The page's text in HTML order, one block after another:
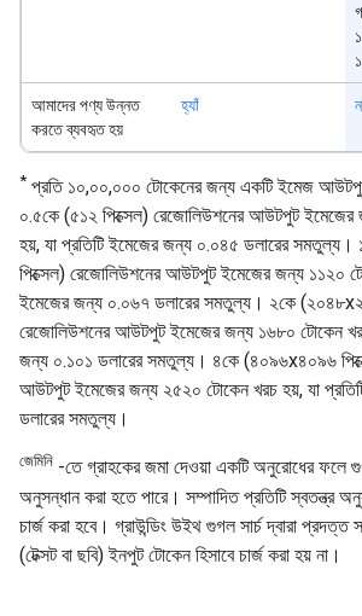
আমাদের পণ্য উন্নত
করতে ব্যবহৃত হয়
হ্যাঁ
* প্রতি ১০,০০,০০০ টোকেনের জন্য একটি ইমেজ
০.৫কে (৫১২ পিক্সেল) রেজোলিউশনের আউটপুট
হয়, যা প্রতিটি ইমেজের জন্য ০.০৪৫ ডলারের
পিক্সেল) রেজোলিউশনের আউটপুট ইমেজের জন্য ১১২০
ইমেজের জন্য ০.০৬৭ ডলারের সমতুল্য। ২কে
রেজোলিউশনের আউটপুট ইমেজের জন্য ১৬৮০ টোকেন
জন্য ০.১০১ ডলারের সমতুল্য। ৪কে (৪০৯৬x৪০৯৬
আউটপুট ইমেজের জন্য ২৫২০ টোকেন খরচ হয়, যা
ডলারের সমতুল্য।
জেমিনি -তে গ্রাহকের জমা দেওয়া একটি অনুরোধের ফলে
অনুসন্ধান করা হতে পারে। সম্পাদিত প্রতিটি স্বতন্ত্র
চার্জ করা হবে। গ্রাউন্ডিং উইথ গুগল সার্চ দ্বারা প্রদত্ত
(টেক্সট বা ছবি) ইনপুট টোকেন হিসাবে চার্জ করা হয় না।